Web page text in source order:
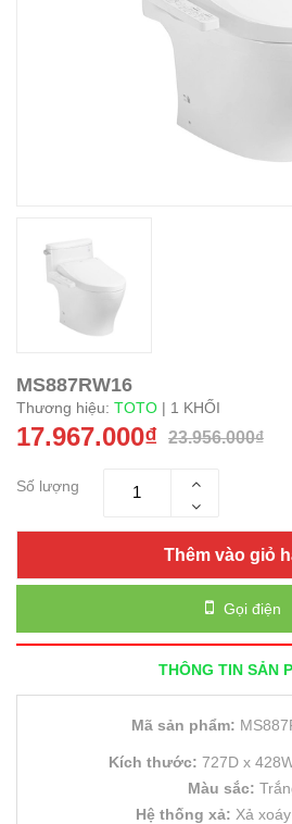
MS887RW16
Thương hiệu: TOTO | 1 KHỐI
17.967.000₫ 23.956.000₫
Số lượng
Thêm vào giỏ
Gọi điện
THÔNG TIN SẢN
Mã sản phẩm:
Kích thước: 727D x
Màu sắc:
Hệ thống xả: Xả